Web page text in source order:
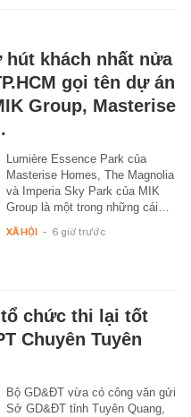
hút khách nhất nửa
gọi tên dự án
Group, Masterise
Lumière Essence Park của
Masterise Homes, The Magnolia
và Imperia Sky Park của MIK
Group là một trong những cái…
XÃ HỘI - 6 giờ trước
chức thi lại tốt
Chuyên Tuyên
Bộ GD&ĐT vừa có công văn gửi
Sở GD&ĐT tỉnh Tuyên Quang,